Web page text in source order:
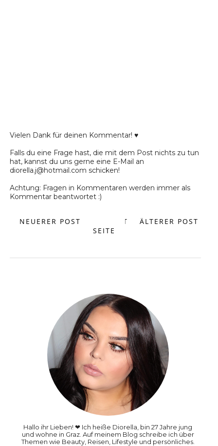
Vielen Dank für deinen Kommentar! ♥
Falls du eine Frage hast, die mit dem Post nichts zu tun
hat, kannst du uns gerne eine E-Mail an
diorella.j@hotmail.com schicken!
Achtung: Fragen in Kommentaren werden immer als
Kommentar beantwortet :)
NEUERER POST ÄLTERER POST
START
SEITE
Hallo ihr Lieben! ❤ Ich heiße Diorella, bin 27 Jahre jung
und wohne in Graz. Auf meinem Blog schreibe ich über
Themen wie Beauty, Reisen, Lifestyle und persönliches.